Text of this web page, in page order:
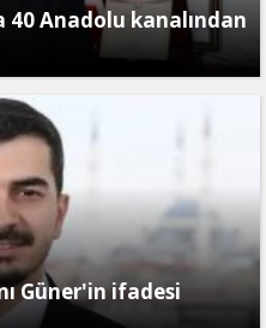
40 Anadolu kanalından
Güner'in ifadesi